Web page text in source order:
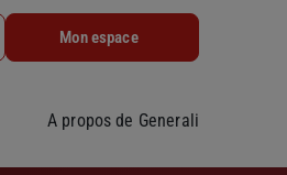
Mon espace
A propos de Generali